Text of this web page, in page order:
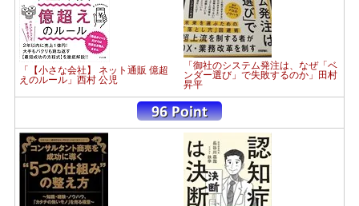
「【小さな会社】 ネット通販 億超
えのルール」西村 公児
「御社のシステム発注は、なぜ「ベ
ンダー選び」で失敗するのか」田村
昇平